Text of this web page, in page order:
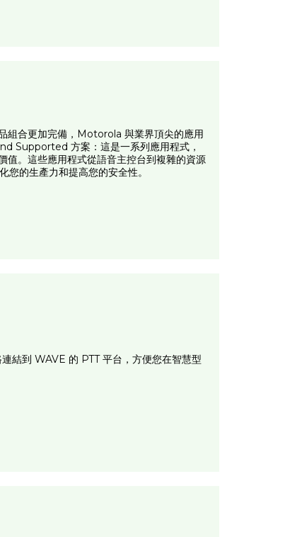
組合更加完備，Motorola 與業界頂尖的應用
Supported 方案：這是一系列應用程式，
。這些應用程式從語音主控台到複雜的資源
您的生產力和提高您的安全性。
結到 WAVE 的 PTT 平台，方便您在智慧型